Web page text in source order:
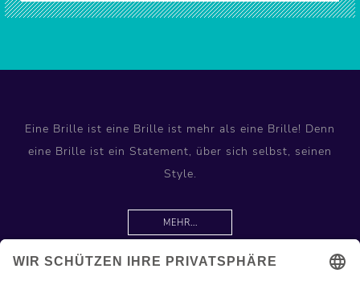
Eine Brille ist eine Brille ist mehr als eine Brille! Denn
eine Brille ist ein Statement, über sich selbst, seinen
Style.
MEHR...